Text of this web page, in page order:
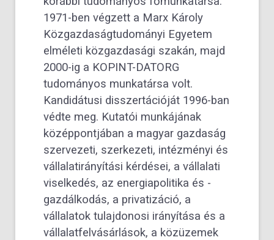
1971-ben végzett a Marx Károly
Közgazdaságtudományi Egyetem
elméleti közgazdasági szakán, majd
2000-ig a KOPINT-DATORG
tudományos munkatársa volt.
Kandidátusi disszertációját 1996-ban
védte meg. Kutatói munkájának
középpontjában a magyar gazdaság
szervezeti, szerkezeti, intézményi és
vállalatirányítási kérdései, a vállalati
viselkedés, az energiapolitika és -
gazdálkodás, a privatizáció, a
vállalatok tulajdonosi irányítása és a
vállalatfelvásárlások, a közüzemek